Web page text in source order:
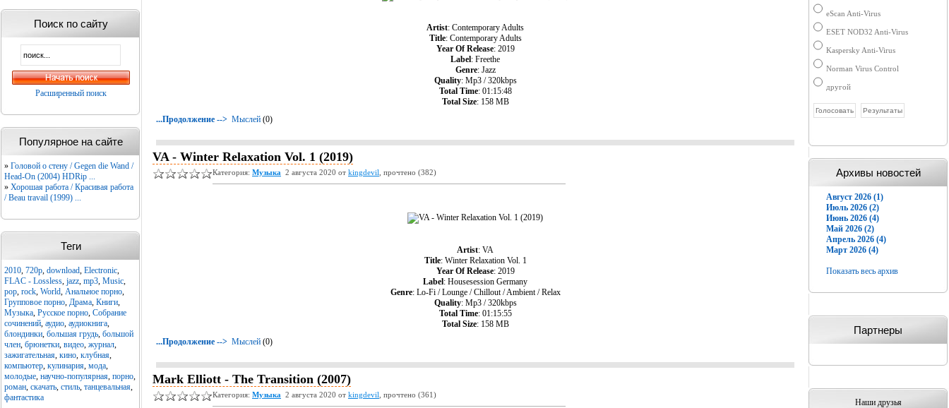
Поиск по сайту
Расширенный поиск
Популярное на сайте
» Головой о стену / Gegen die Wand /
Head-On (2004) HDRip ...
» Хорошая работа / Красивая работа
/ Beau travail (1999) ...
Теги
2010, 720p, download, Electronic,
FLAC - Lossless, jazz, mp3, Music,
pop, rock, World, Анальное порно,
Групповое порно, Драма, Книги,
Музыка, Русское порно, Собрание
сочинений, аудио, аудиокнига,
блондинки, большая грудь, большой
член, брюнетки, видео, журнал,
зажигательная, кино, клубная,
компьютер, кулинария, мода,
молодые, научно-популярная, порно,
роман, скачать, стиль, танцевальная,
фантастика
Artist: Contemporary Adults
Title: Contemporary Adults
Year Of Release: 2019
Label: Freethe
Genre: Jazz
Quality: Mp3 / 320kbps
Total Time: 01:15:48
Total Size: 158 MB
...Продолжение --> Мыслей (0)
VA - Winter Relaxation Vol. 1 (2019)
Категория: Музыка 2 августа 2020 от kingdevil , прочтено (382)
Artist: VA
Title: Winter Relaxation Vol. 1
Year Of Release: 2019
Label: Housesession Germany
Genre: Lo-Fi / Lounge / Chillout / Ambient / Relax
Quality: Mp3 / 320kbps
Total Time: 01:15:55
Total Size: 158 MB
...Продолжение --> Мыслей (0)
Mark Elliott - The Transition (2007)
Категория: Музыка 2 августа 2020 от kingdevil , прочтено (361)
eScan Anti-Virus
ESET NOD32 Anti-Virus
Kaspersky Anti-Virus
Norman Virus Control
другой
Архивы новостей
Август 2026 (1)
Июль 2026 (2)
Июнь 2026 (4)
Май 2026 (2)
Апрель 2026 (4)
Март 2026 (4)
Показать весь архив
Партнеры
Наши друзья